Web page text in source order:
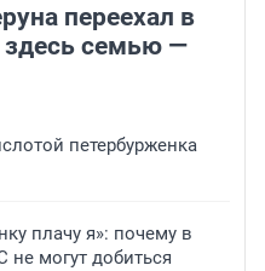
переехал в
здесь семью —
петербурженка
плачу я»: почему в
могут добиться